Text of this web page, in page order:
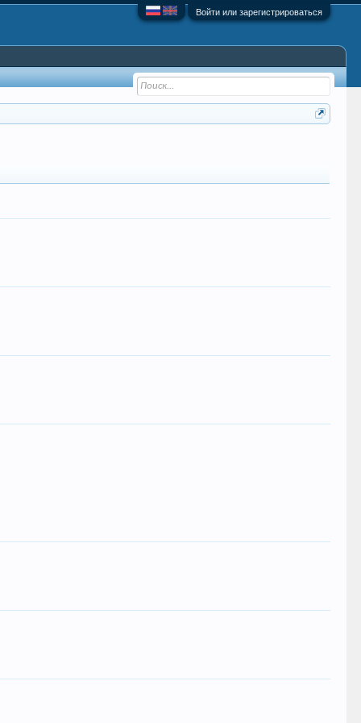
Войти или зарегистрироваться